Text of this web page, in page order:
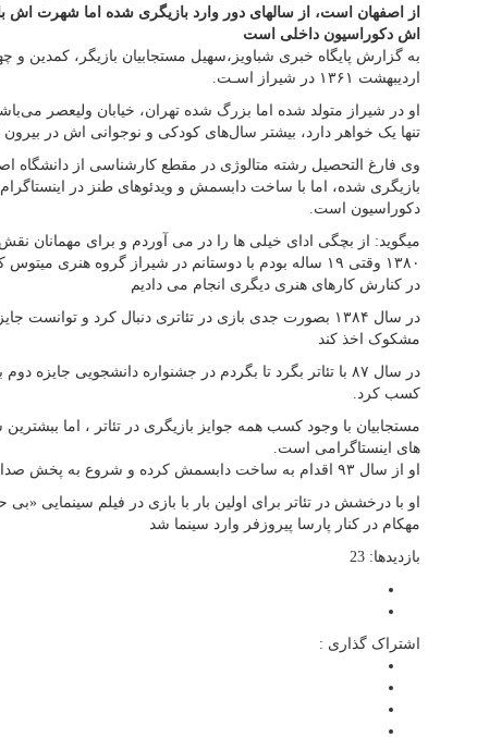
از اصفهان است، از سالهای دور وارد بازیگری شده اما
اش دکوراسیون داخلی است
اردیبهشت ۱۳۶۱ در شیراز اسـت.
او در شیراز متولد شده اما بزرگ شده تهران، خیابان ولیعصر
تنها یک خواهر دارد، بیشتر سال‌های کودکی و نوجوانی اش در
وی فارغ التحصیل رشته متالوژی در مقطع کارشناسی از دانشگاه
بازیگری شده، اما با ساخت دابسمش و ویدئوهای طنز در
دکوراسیون است.
میگوید: از بچگی ادای خیلی ها را در می آوردم و برای مهمانان
۱۳۸۰ وقتی ۱۹ ساله بودم با دوستانم در شیراز گروه هنری
در کنارش کارهای هنری دیگری انجام می دادیم
در سال ۱۳۸۴ بصورت جدی بازی در تئاتری دنبال کرد و
مشکوک اخذ کند
در سال ۸۷ با تئاتر بگرد تا بگردم در جشنواره دانشجویی
کسب کرد.
مستجابیان با وجود کسب همه جوایز بازیگری در تئاتر ، اما
های اینستاگرامی است.
او از سال ۹۳ اقدام به ساخت دابسمش کرده و شروع به پخش صدا و لب خوانی کرد.
او با درخشش در تئاتر برای اولین بار با بازی در فیلم سینمایی
مهکام در کنار پارسا پیروزفر وارد سینما شد
بازدیدها: 23
اشتراک گذاری :